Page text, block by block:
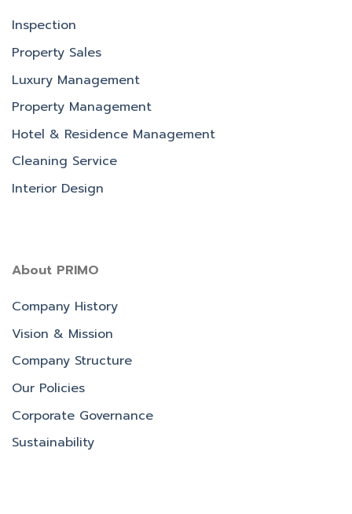
Inspection
Property Sales
Luxury Management
Property Management
Hotel & Residence Management
Cleaning Service
Interior Design
About PRIMO
Company History
Vision & Mission
Company Structure
Our Policies
Corporate Governance
Sustainability